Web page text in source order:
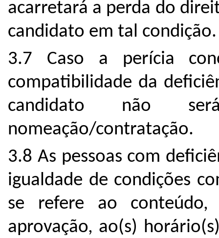
acarretará a perda do
candidato em tal condição.
3.7 Caso a perícia
compatibilidade da
candidato não
nomeação/contratação.
3.8 As pessoas com
igualdade de condições
se refere ao
aprovação, ao(s)